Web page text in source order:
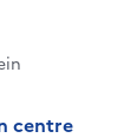
centre